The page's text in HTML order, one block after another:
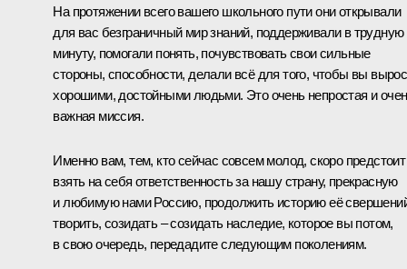
На протяжении всего вашего школьного пути они открывали
для вас безграничный мир знаний, поддерживали в трудную
минуту, помогали понять, почувствовать свои сильные
стороны, способности, делали всё для того, чтобы вы
хорошими, достойными людьми. Это очень непростая и
важная миссия.
Именно вам, тем, кто сейчас совсем молод, скоро предстоит
взять на себя ответственность за нашу страну, прекрасную
и любимую нами Россию, продолжить историю её
творить, созидать – созидать наследие, которое вы потом,
в свою очередь, передадите следующим поколениям.